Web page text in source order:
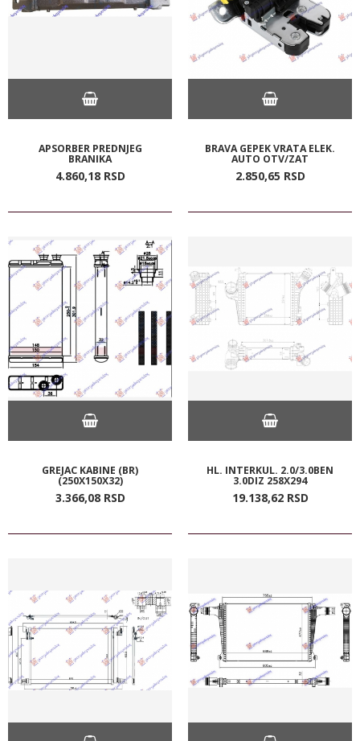
APSORBER PREDNJEG
BRANIKA
4.860,18 RSD
BRAVA GEPEK VRATA ELEK.
AUTO OTV/ZAT
2.850,65 RSD
GREJAC KABINE (BR)
(250X150X32)
3.366,08 RSD
HL. INTERKUL. 2.0/3.0BEN
3.0DIZ 258X294
19.138,62 RSD